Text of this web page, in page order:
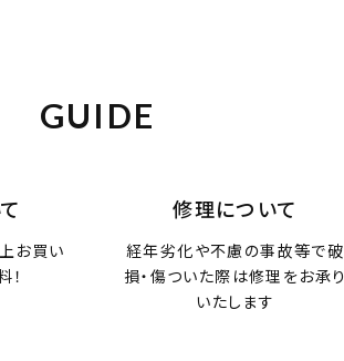
GUIDE
お買い
修理について
経年劣化や不慮の事故等で破
損・傷ついた際は修理をお承り
いたします